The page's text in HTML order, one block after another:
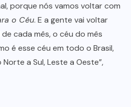
porque nós vamos voltar com
o Céu. E a gente vai voltar
cada mês, o céu do mês
é esse céu em todo o Brasil,
a Sul, Leste a Oeste”,